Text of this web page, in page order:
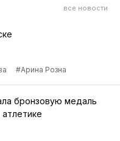
все новости
#Арина Розна
бронзовую медаль